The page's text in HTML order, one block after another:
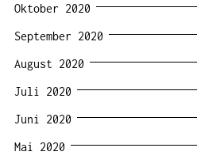
Oktober 2020
September 2020
August 2020
Juli 2020
Juni 2020
Mai 2020